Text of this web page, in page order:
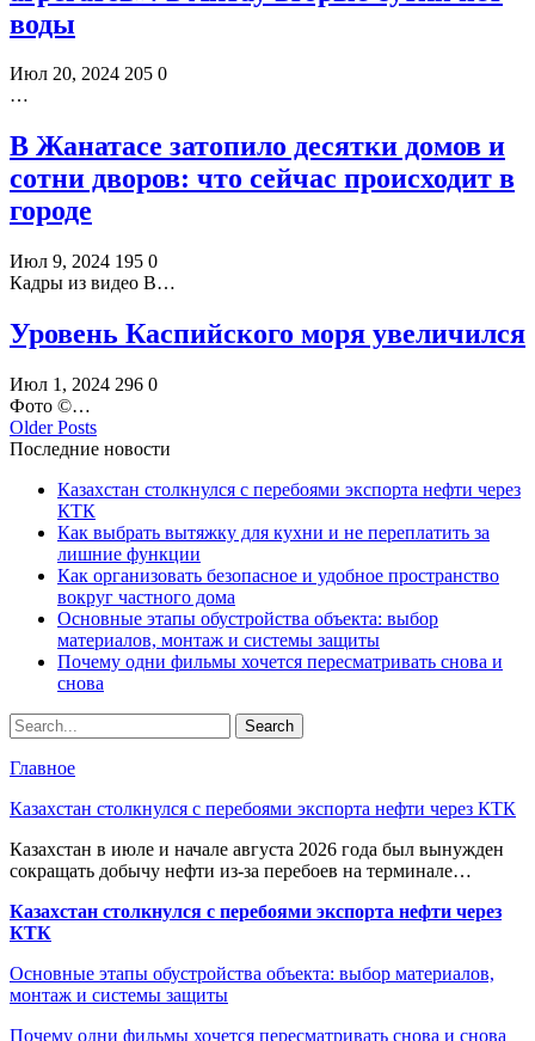
воды
Июл 20, 2024 205 0
…
В Жанатасе затопило десятки домов и
сотни дворов: что сейчас происходит в
городе
Июл 9, 2024 195 0
Кадры из видео В…
Уровень Каспийского моря увеличился
Июл 1, 2024 296 0
Фото ©️…
Older Posts
Последние новости
Казахстан столкнулся с перебоями экспорта нефти через
КТК
Как выбрать вытяжку для кухни и не переплатить за
лишние функции
Как организовать безопасное и удобное пространство
вокруг частного дома
Основные этапы обустройства объекта: выбор
материалов, монтаж и системы защиты
Почему одни фильмы хочется пересматривать снова и
снова
Главное
Казахстан столкнулся с перебоями экспорта нефти через КТК
Казахстан в июле и начале августа 2026 года был вынужден
сокращать добычу нефти из-за перебоев на терминале…
Казахстан столкнулся с перебоями экспорта нефти через
КТК
Основные этапы обустройства объекта: выбор материалов,
монтаж и системы защиты
Почему одни фильмы хочется пересматривать снова и снова